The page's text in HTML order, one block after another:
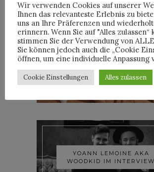
INTERVIEWS
TRIXIE MATTEL IM
INTERVIEW
YOANN LEMOINE AKA
WOODKID IM INTERVIEW
Wir verwenden Cookies auf unserer
Ihnen das relevanteste Erlebnis zu
uns an Ihre Präferenzen und
erinnern. Wenn Sie auf "Alles zulassen“
stimmen Sie der Verwendung von
Sie können jedoch auch die „Cookie
öffnen, um eine individuelle Anpassung
Cookie Einstellungen Alles zulassen